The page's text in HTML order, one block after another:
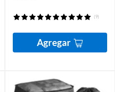
(9)
Agregar